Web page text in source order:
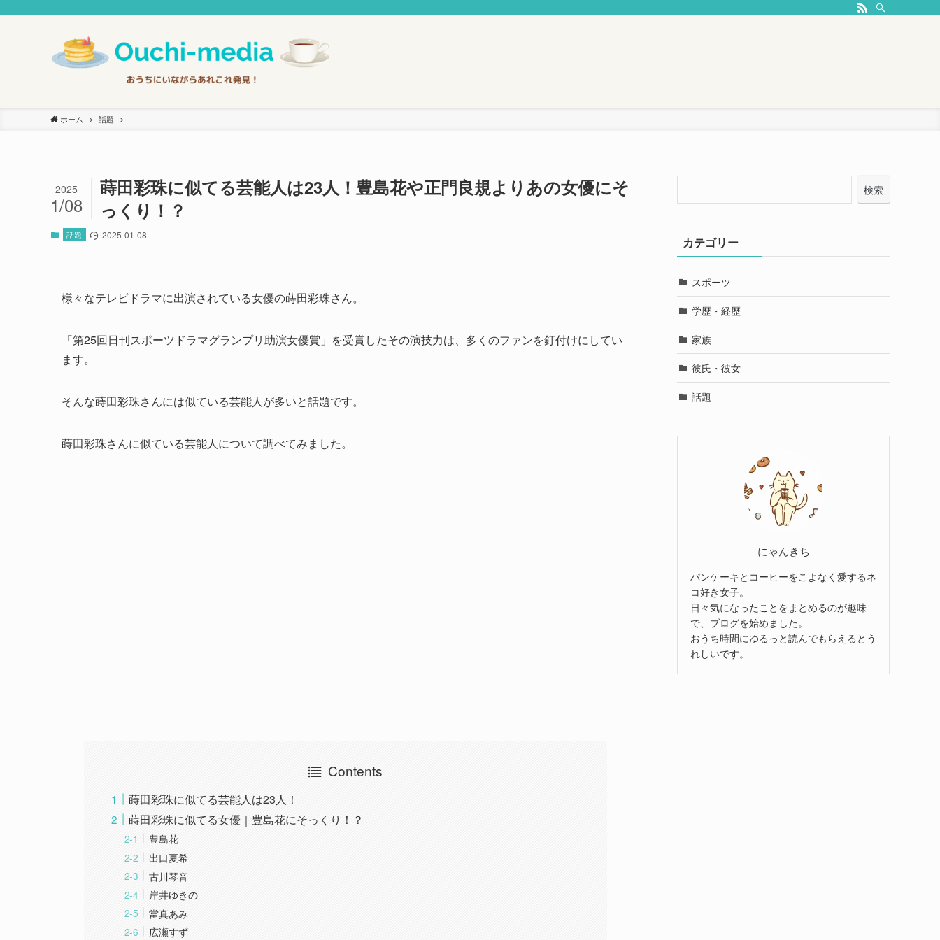
ホーム 話題
蒔田彩珠に似てる芸能人は23人！豊島花や正門良規よりあの女優にそ
っくり！？
2025
1/08
話題 2025-01-08
様々なテレビドラマに出演されている女優の蒔田彩珠さん。
「第25回日刊スポーツドラマグランプリ助演女優賞」を受賞したその演技力は、多くのファンを釘付けにしてい
ます。
そんな蒔田彩珠さんには似ている芸能人が多いと話題です。
蒔田彩珠さんに似ている芸能人について調べてみました。
Contents
蒔田彩珠に似てる芸能人は23人！
蒔田彩珠に似てる女優｜豊島花にそっくり！？
豊島花
出口夏希
古川琴音
岸井ゆきの
當真あみ
広瀬すず
検索
カテゴリー
スポーツ
学歴・経歴
家族
彼氏・彼女
話題
にゃんきち
パンケーキとコーヒーをこよなく愛するネ
コ好き女子。
日々気になったことをまとめるのが趣味
で、ブログを始めました。
おうち時間にゆるっと読んでもらえるとう
れしいです。